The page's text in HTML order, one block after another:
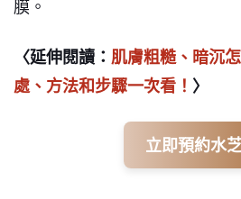
膜。
〈延伸閱讀： 肌膚粗糙、暗沉
處、方法和步驟一次看！ 〉
立即預約水